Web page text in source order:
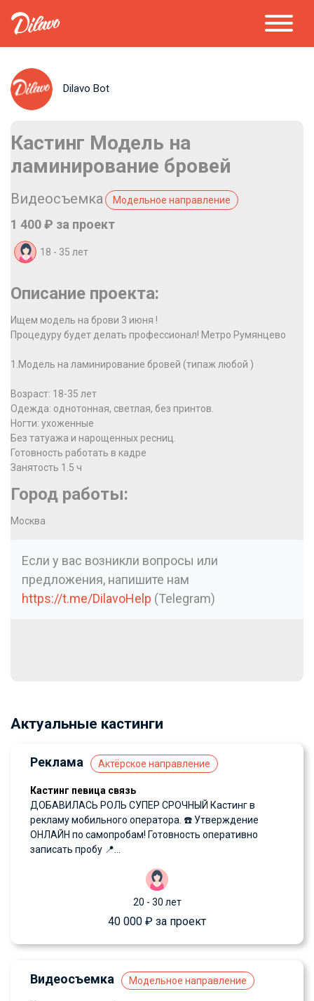
Dilavo Bot
Кастинг Модель на
ламинирование бровей
Видеосъемка Модельное направление
1 400 ₽ за проект
18 - 35 лет
Описание проекта:
Ищем модель на брови 3 июня !
Процедуру будет делать профессионал! Метро Румянцево
1.Модель на ламинирование бровей (типаж любой )
Возраст: 18-35 лет
Одежда: однотонная, светлая, без принтов.
Ногти: ухоженные
Без татуажа и нарощенных ресниц.
Готовность работать в кадре
Занятость 1.5 ч
Город работы:
Москва
Если у вас возникли вопросы или
предложения, напишите нам
https://t.me/DilavoHelp (Telegram)
Актуальные кастинги
Реклама Актёрское направление
Кастинг певица связь
ДОБАВИЛАСЬ РОЛЬ СУПЕР СРОЧНЫЙ Кастинг в
рекламу мобильного оператора. ☎️ Утверждение
ОНЛАЙН по самопробам! Готовность оперативно
записать пробу 📍...
20 - 30 лет
40 000 ₽ за проект
Видеосъемка Модельное направление